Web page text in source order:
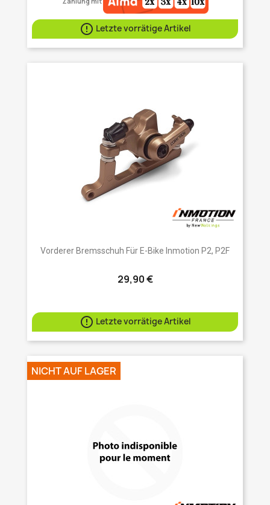
 Letzte vorrätige Artikel
Vorderer Bremsschuh Für E-Bike Inmotion P2, P2F
29,90 €
 Letzte vorrätige Artikel
NICHT AUF LAGER